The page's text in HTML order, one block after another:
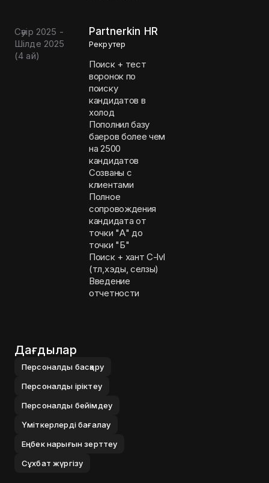
Сәуір 2025 -
Шілде 2025
(4 ай)
Partnerkin HR
Рекрутер
Поиск + тест
воронок по
поиску
кандидатов в
холод
Пополнил базу
баеров более чем
на 2500
кандидатов
Созваны с
клиентами
Полное
сопровождения
кандидата от
точки "А" до
точки "Б"
Поиск + хант C-lvl
(тл,хэды, селзы)
Введение
отчетности
Дағдылар
Персоналды басқару
Персоналды іріктеу
Персоналды бейімдеу
Үміткерлерді бағалау
Еңбек нарығын зерттеу
Сұхбат жүргізу